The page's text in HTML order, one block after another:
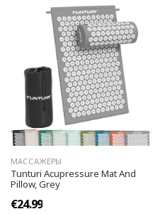
МАССАЖЕРЫ
Tunturi Acupressure Mat And
Pillow, Grey
€24.99